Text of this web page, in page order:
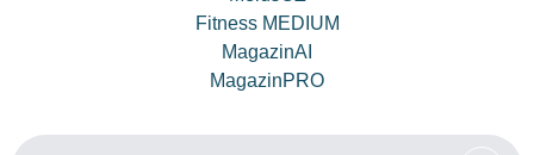
Fitness MEDIUM
MagazinAI
MagazinPRO